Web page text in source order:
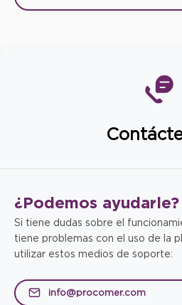
¿Podemos ayudarle?
Si tiene dudas sobre el
tiene problemas con el uso de la
utilizar estos medios de soporte:
info@procomer.com